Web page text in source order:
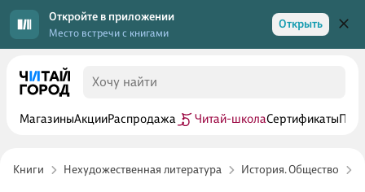
Откройте в приложении
Место встречи с книгами
Открыть
МагазиныАкцииРаспродажа Читай-школаСертификаты
Книги Нехудожественная литература История. Общество